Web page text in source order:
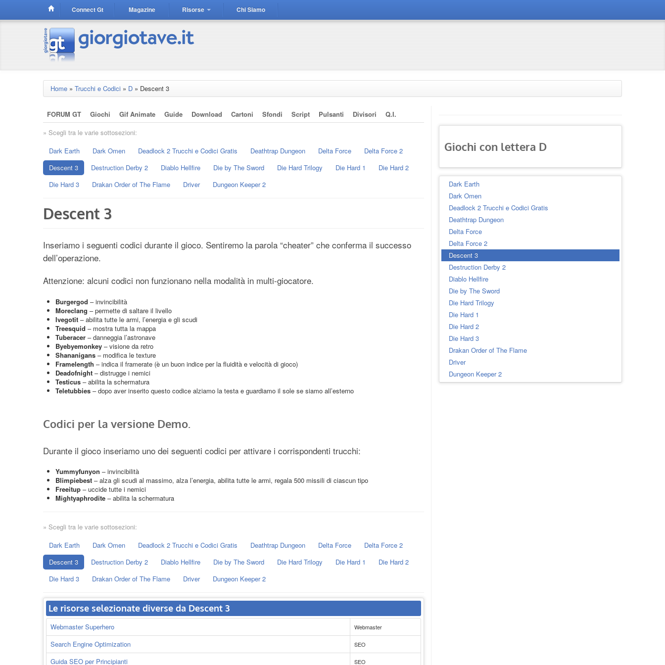
Connect Gt Magazine Risorse Chi Siamo
Home » Trucchi e Codici » D » Descent 3
FORUM GT Giochi Gif Animate Guide Download Cartoni Sfondi Script Pulsanti Divisori
Q.i.
» Scegli tra le varie sottosezioni:
Dark Earth
Dark Omen Deadlock 2 Trucchi e Codici Gratis Deathtrap Dungeon Delta Force
Delta Force 2
Descent 3
Destruction Derby 2 Diablo Hellfire Die by The Sword Die Hard Trilogy Die Hard 1
Die Hard 2
Die Hard 3
Drakan Order of The Flame Driver Dungeon Keeper 2
Descent 3
Inseriamo i seguenti codici durante il gioco. Sentiremo la parola “cheater” che conferma il successo
dell’operazione.
Attenzione: alcuni codici non funzionano nella modalità in multi-giocatore.
Burgergod – invincibilità
Moreclang – permette di saltare il livello
Ivegotit – abilita tutte le armi, l’energia e gli scudi
Treesquid – mostra tutta la mappa
Tuberacer – danneggia l’astronave
Byebyemonkey – visione da retro
Shananigans – modifica le texture
Framelength – indica il framerate (è un buon indice per la fluidità e velocità di gioco)
Deadofnight – distrugge i nemici
Testicus – abilita la schermatura
Teletubbies – dopo aver inserito questo codice alziamo la testa e guardiamo il sole se siamo all’esterno
Codici per la versione Demo.
Durante il gioco inseriamo uno dei seguenti codici per attivare i corrispondenti trucchi:
Yummyfunyon – invincibilità
Blimpiebest – alza gli scudi al massimo, alza l’energia, abilita tutte le armi, regala 500 missili di ciascun tipo
Freeitup – uccide tutte i nemici
Mightyaphrodite – abilita la schermatura
» Scegli tra le varie sottosezioni:
Dark Earth
Dark Omen Deadlock 2 Trucchi e Codici Gratis Deathtrap Dungeon Delta Force
Delta Force 2
Descent 3
Destruction Derby 2 Diablo Hellfire Die by The Sword Die Hard Trilogy Die Hard 1
Die Hard 2
Die Hard 3
Drakan Order of The Flame Driver Dungeon Keeper 2
Le risorse selezionate diverse da Descent 3
Webmaster Superhero Webmaster
Search Engine Optimization SEO
Guida SEO per Principianti SEO
Giochi con lettera D
Dark Earth
Dark Omen
Deadlock 2 Trucchi e Codici Gratis
Deathtrap Dungeon
Delta Force
Delta Force 2
Descent 3
Destruction Derby 2
Diablo Hellfire
Die by The Sword
Die Hard Trilogy
Die Hard 1
Die Hard 2
Die Hard 3
Drakan Order of The Flame
Driver
Dungeon Keeper 2